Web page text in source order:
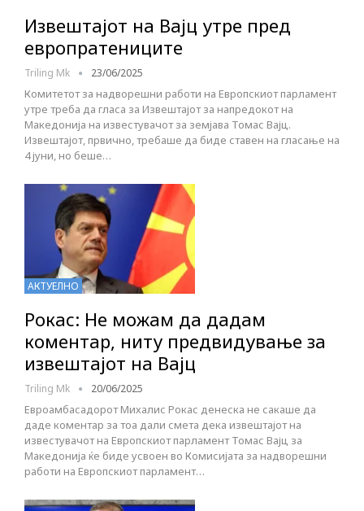
Извештајот на Вајц утре пред
европратениците
Triling Mk 23/06/2025
Комитетот за надворешни работи на Европскиот парламент
утре треба да гласа за Извештајот за напредокот на
Македонија на известувачот за земјава Томас Вајц.
Извештајот, првично, требаше да биде ставен на гласање на
4 јуни, но беше…
АКТУЕЛНО
Рокас: Не можам да дадам
коментар, ниту предвидување за
извештајот на Вајц
Triling Mk 20/06/2025
Евроамбасадорот Михалис Рокас денеска не сакаше да
даде коментар за тоа дали смета дека извештајот на
известувачот на Европскиот парламент Томас Вајц за
Македонија ќе биде усвоен во Комисијата за надворешни
работи на Европскиот парламент…